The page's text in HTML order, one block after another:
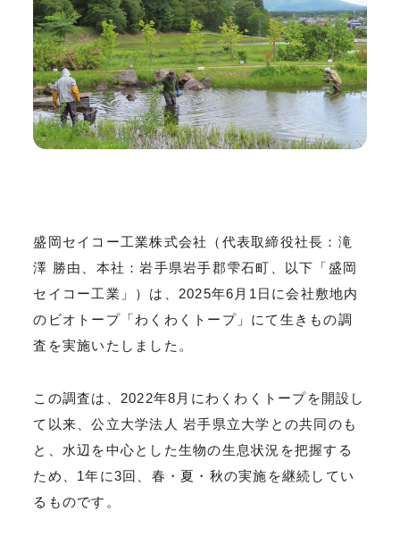
盛岡セイコー工業株式会社（代表取締役社長：滝
澤 勝由、本社：岩手県岩手郡雫石町、以下「盛岡
セイコー工業」）は、2025年6月1日に会社敷地内
のビオトープ「わくわくトープ」にて生きもの調
査を実施いたしました。
この調査は、2022年8月にわくわくトープを開設し
て以来、公立大学法人 岩手県立大学との共同のも
と、水辺を中心とした生物の生息状況を把握する
ため、1年に3回、春・夏・秋の実施を継続してい
るものです。